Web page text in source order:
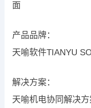
面
产品品牌：
天喻软件TIANYU
解决方案：
天喻机电协同解决